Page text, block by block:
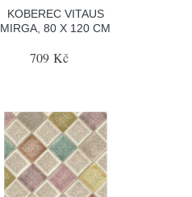
KOBEREC VITAUS
MIRGA, 80 X 120 CM
709 Kč